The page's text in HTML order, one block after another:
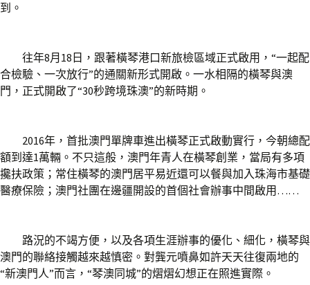
到。
往年8月18日，跟著橫琴港口新旅檢區域正式啟用，“一起配
合檢驗、一次放行”的通關新形式開啟。一水相隔的橫琴與澳
門，正式開啟了“30秒跨境珠澳”的新時期。
2016年，首批澳門單牌車進出橫琴正式啟動實行，今朝總配
額到達1萬輛。不只這般，澳門年青人在橫琴創業，當局有多項
攙扶政策；常住橫琴的澳門居平易近還可以餐與加入珠海市基礎
醫療保險；澳門社團在邊疆開設的首個社會辦事中間啟用……
路況的不竭方便，以及各項生涯辦事的優化、細化，橫琴與
澳門的聯絡接觸越來越慎密。對龔元噴鼻如許天天往復兩地的
“新澳門人”而言，“琴澳同城”的熠熠幻想正在照進實際。